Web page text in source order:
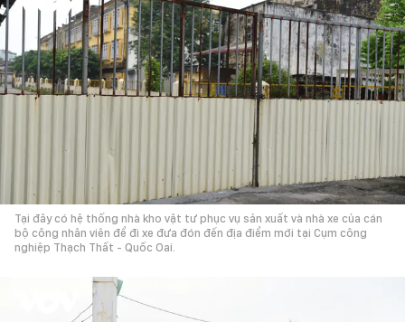
Tại đây có hệ thống nhà kho vật tư phục vụ sản xuất và nhà xe của cán
bộ công nhân viên để đi xe đưa đón đến địa điểm mới tại Cụm công
nghiệp Thạch Thất - Quốc Oai.